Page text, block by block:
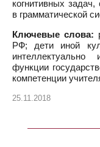
когнитивных
в грамматической
Ключевые слова:
РФ; дети иной
интеллектуально
функции
компетенции
25.11.2018